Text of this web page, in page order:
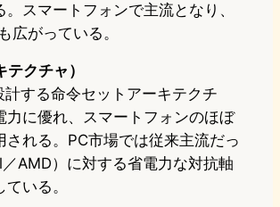
スマートフォンで主流となり、
広がっている。
クチャ）
する命令セットアーキテクチ
力に優れ、スマートフォンのほぼ
される。PC市場では従来主流だっ
AMD）に対する省電力な対抗軸
いる。